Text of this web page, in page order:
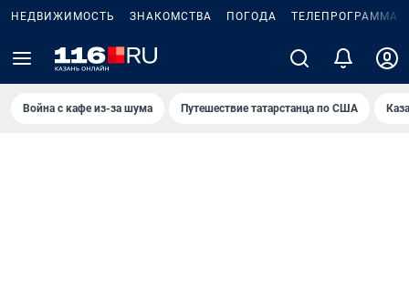
НЕДВИЖИМОСТЬ ЗНАКОМСТВА ПОГОДА ТЕЛЕПРОГРАММА
Война с кафе из-за шума Путешествие татарстанца по США